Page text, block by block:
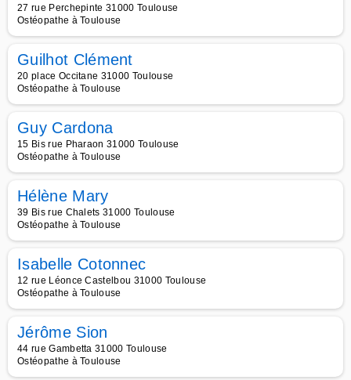
27 rue Perchepinte 31000 Toulouse
Ostéopathe à Toulouse
Guilhot Clément
20 place Occitane 31000 Toulouse
Ostéopathe à Toulouse
Guy Cardona
15 Bis rue Pharaon 31000 Toulouse
Ostéopathe à Toulouse
Hélène Mary
39 Bis rue Chalets 31000 Toulouse
Ostéopathe à Toulouse
Isabelle Cotonnec
12 rue Léonce Castelbou 31000 Toulouse
Ostéopathe à Toulouse
Jérôme Sion
44 rue Gambetta 31000 Toulouse
Ostéopathe à Toulouse